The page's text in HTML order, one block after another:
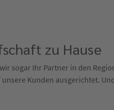
zu Hause
sogar Ihr Partner in den
Kunden ausgerichtet.